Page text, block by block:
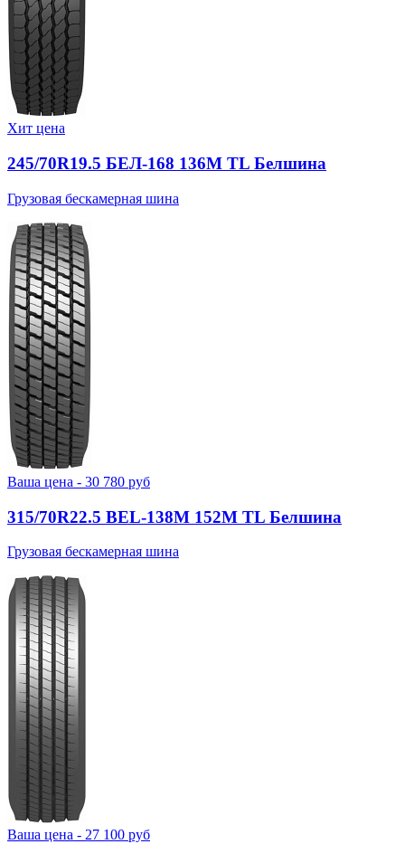
Хит цена
245/70R19.5 БЕЛ-168 136M TL Белшина
Грузовая бескамерная шина
Ваша цена - 30 780 руб
315/70R22.5 BEL-138М 152M TL Белшина
Грузовая бескамерная шина
Ваша цена - 27 100 руб